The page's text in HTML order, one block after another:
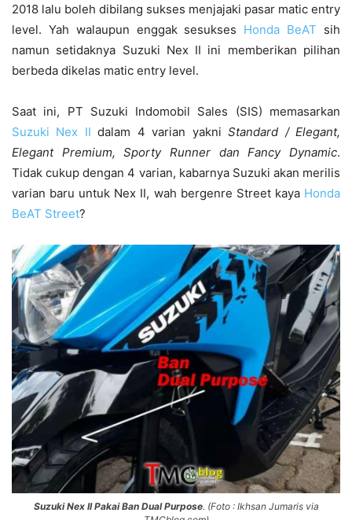
2018 lalu boleh dibilang sukses menjajaki pasar matic entry
level. Yah walaupun enggak sesukses Honda BeAT sih
namun setidaknya Suzuki Nex II ini memberikan pilihan
berbeda dikelas matic entry level.
Saat ini, PT Suzuki Indomobil Sales (SIS) memasarkan
Suzuki Nex II dalam 4 varian yakniStandard / Elegant,
Elegant Premium, Sporty Runner dan Fancy Dynamic.
Tidak cukup dengan 4 varian, kabarnya Suzuki akan merilis
varian baru untuk Nex II, wah bergenre Street kaya Honda
BeAT Street?
Suzuki Nex II Pakai Ban Dual Purpose. (Foto : Ikhsan Jumaris via